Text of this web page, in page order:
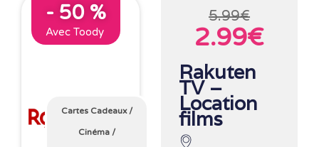
- 50 %
Avec Toody
Cartes Cadeaux/
Cinéma /
5.99€
2.99€
Rakuten
TV –
Location
films